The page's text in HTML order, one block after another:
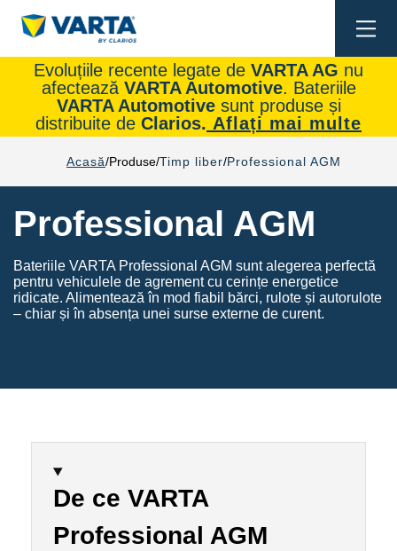
Evoluțiile recente legate de VARTA AG nu
afectează VARTA Automotive. Bateriile
VARTA Automotivesunt produse și
distribuite de Clarios. Aflați mai multe
Acasă Produse Timp liber Professional AGM
Professional AGM
Bateriile VARTA Professional AGM sunt alegerea perfectă
pentru vehiculele de agrement cu cerințe energetice
ridicate. Alimentează în mod fiabil bărci, rulote și autorulote
– chiar și în absența unei surse externe de curent.
De ce VARTA
Professional AGM